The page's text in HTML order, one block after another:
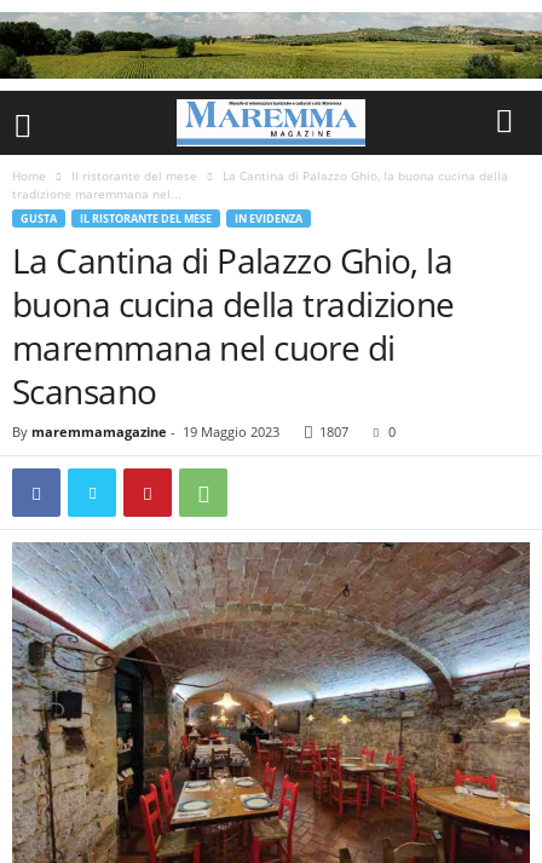
Home Il ristorante del mese
La Cantina di Palazzo Ghio, la buona cucina della
tradizione maremmana nel...
GUSTA IL RISTORANTE DEL MESE IN EVIDENZA
La Cantina di Palazzo Ghio, la
buona cucina della tradizione
maremmana nel cuore di
Scansano
By maremmamagazine - 19 Maggio 2023 1807 0